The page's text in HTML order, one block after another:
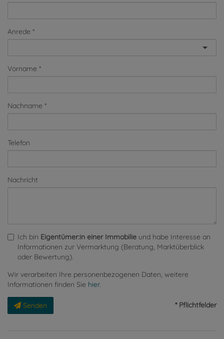
Anrede
Vorname
Nachname
Telefon
Nachricht
Ich bin Eigentümer:in einer Immobilie und habe Interesse an
Informationen zur Vermarktung (Beratung, Marktüberblick
oder Bewertung).
Wir verarbeiten Ihre personenbezogenen Daten, weitere
Informationen finden Sie hier.
Senden * Pflichtfelder